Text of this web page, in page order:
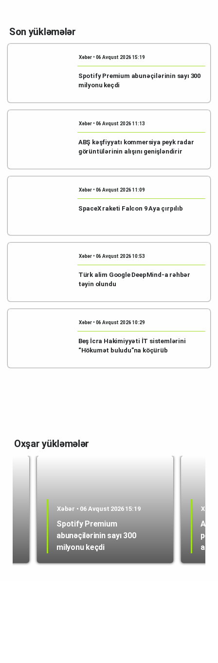
Son yükləmələr
Xəbər • 06 Avqust 2026 15:19
Spotify Premium abunəçilərinin sayı 300
milyonu keçdi
Xəbər • 06 Avqust 2026 11:13
ABŞ kəşfiyyatı kommersiya peyk radar
görüntülərinin alışını genişləndirir
Xəbər • 06 Avqust 2026 11:09
SpaceX raketi Falcon 9 Aya çırpılıb
Xəbər • 06 Avqust 2026 10:53
Türk alim Google DeepMind-a rəhbər
təyin olundu
Xəbər • 06 Avqust 2026 10:29
Beş İcra Hakimiyyəti İT sistemlərini
“Hökumət buludu”na köçürüb
Oxşar yükləmələr
Xəbər • 06 Avqust 2026 15:19
Spotify Premium
abunəçilərinin sayı 300
milyonu keçdi